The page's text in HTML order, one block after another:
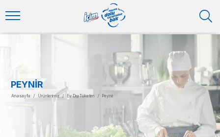
PEYNIR
Anasayfa / Ürünlerimiz / Ev Dışı Tüketim / Peynir